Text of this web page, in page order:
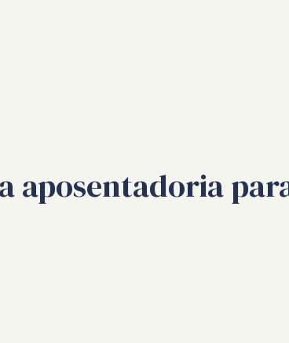
aposentadoria